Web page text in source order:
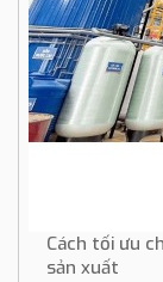
Cách tối ưu
sản xuất